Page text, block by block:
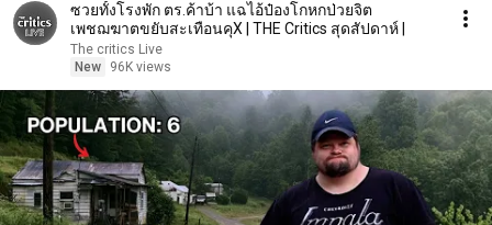
ซวยทั้งโรงพัก ตร.ค้าบ้า แฉไอ้ป๋องโกหกป่วยจิต
เพชฌฆาตขยับสะเทือนคุX | THE Critics สุดสัปดาห์ |
The critics Live
New
96K views